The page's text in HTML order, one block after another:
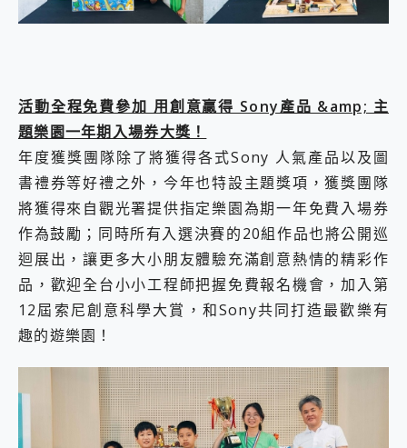
活動全程免費參加 用創意贏得 Sony產品 &amp; 主
題樂園一年期入場券大獎！
年度獲獎團隊除了將獲得各式Sony 人氣產品以及圖
書禮券等好禮之外，今年也特設主題獎項，獲獎團隊
將獲得來自觀光署提供指定樂園為期一年免費入場券
作為鼓勵；同時所有入選決賽的20組作品也將公開巡
迴展出，讓更多大小朋友體驗充滿創意熱情的精彩作
品，歡迎全台小小工程師把握免費報名機會，加入第
12屆索尼創意科學大賞，和Sony共同打造最歡樂有
趣的遊樂園！